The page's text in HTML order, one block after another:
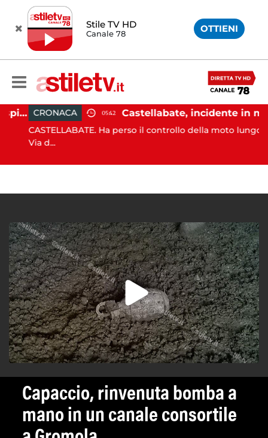
Stile TV HD
Canale 78 OTTIENI
Ischia, pusher sorpreso in spiaggia da carabinieri in Vespa CRONACA 05:42 Castellabate, incidente in moto: 27enne in ospedale
CASTELLABATE. Ha perso il controllo della moto lungo la
Via d...
Capaccio, rinvenuta bomba a
mano in un canale consortile